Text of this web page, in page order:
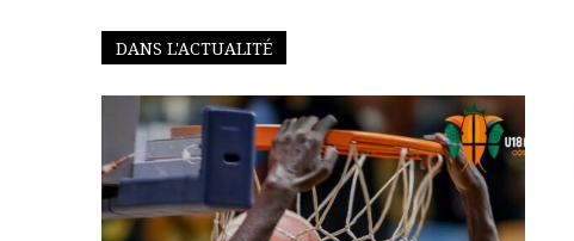
DANS L'ACTUALITÉ